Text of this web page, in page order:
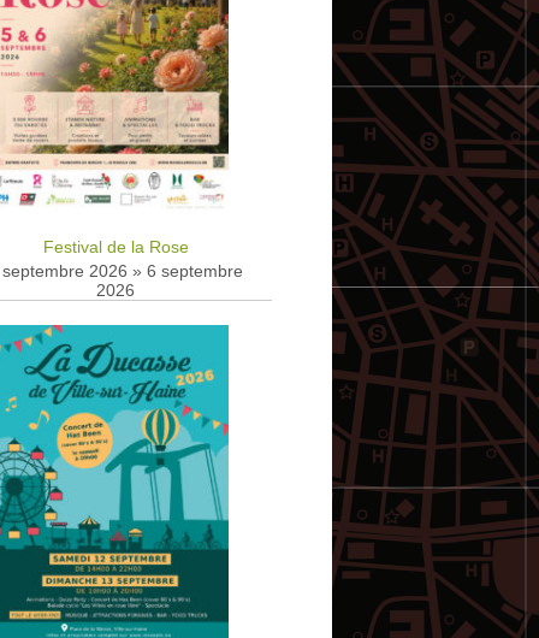
Festival de la Rose
2026 » 6 septembre
2026